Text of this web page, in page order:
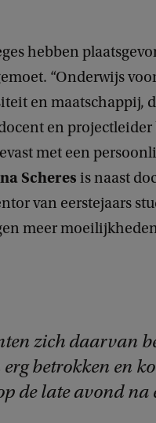
hebben
“Onderwijs
en maatschappij,
en
met een
Scheres is naast
van eerstejaars
meer
zich daarvan
betrokken en
de late avond na